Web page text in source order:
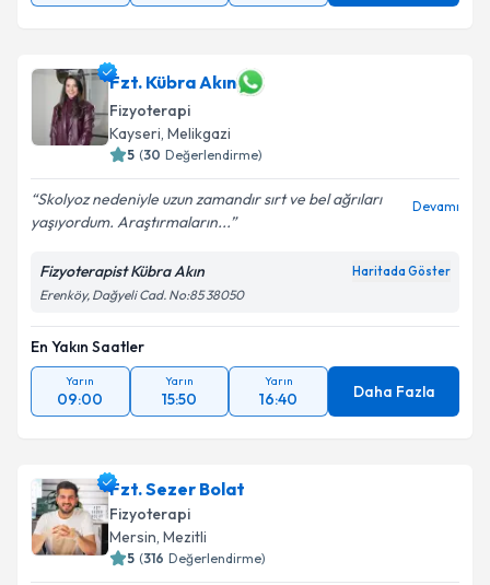
Fzt. Kübra Akın
Fizyoterapi
Kayseri, Melikgazi
5 (30 Değerlendirme)
Skolyoz nedeniyle uzun zamandır sırt ve bel ağrıları
yaşıyordum. Araştırmaların...
Devamı
Fizyoterapist Kübra Akın Haritada Göster
Erenköy, Dağyeli Cad. No:85 38050
En Yakın Saatler
Yarın
09:00
Yarın
15:50
Yarın
16:40 Daha Fazla
Fzt. Sezer Bolat
Fizyoterapi
Mersin, Mezitli
5 (316 Değerlendirme)